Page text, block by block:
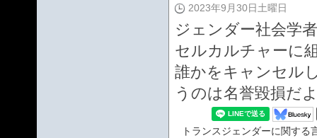
2023年9月30日土曜日
ジェンダー社会学
セルカルチャーに
誰かをキャンセル
うのは名誉毀損だ
トランスジェンダーに関する